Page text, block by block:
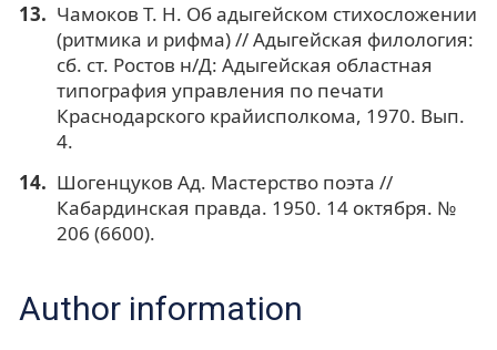
Чaмoков Т. Н. Об адыгейском стихосложении
(ритмика и рифма) // Адыгейская филология:
сб. ст. Ростов н/Д: Адыгейская областная
типография управления по печати
Краснодарского крайисполкома, 1970. Вып.
4.
Шoгeнцyков Ад. Мастерство поэта //
Кабардинская правда. 1950. 14 октября. №
206 (6600).
Author information